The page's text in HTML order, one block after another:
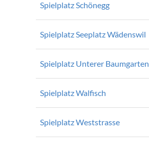
Spielplatz Schönegg
Spielplatz Seeplatz Wädenswil
Spielplatz Unterer Baumgarten
Spielplatz Walfisch
Spielplatz Weststrasse